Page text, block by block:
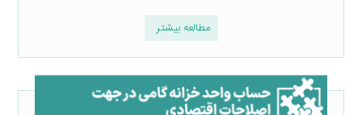
مطالعه بیشتر